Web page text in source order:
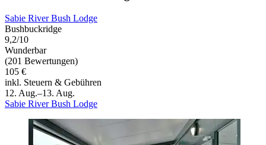
Sabie River Bush Lodge
Bushbuckridge
9,2/10
Wunderbar
(201 Bewertungen)
105 €
inkl. Steuern & Gebühren
12. Aug.–13. Aug.
Sabie River Bush Lodge